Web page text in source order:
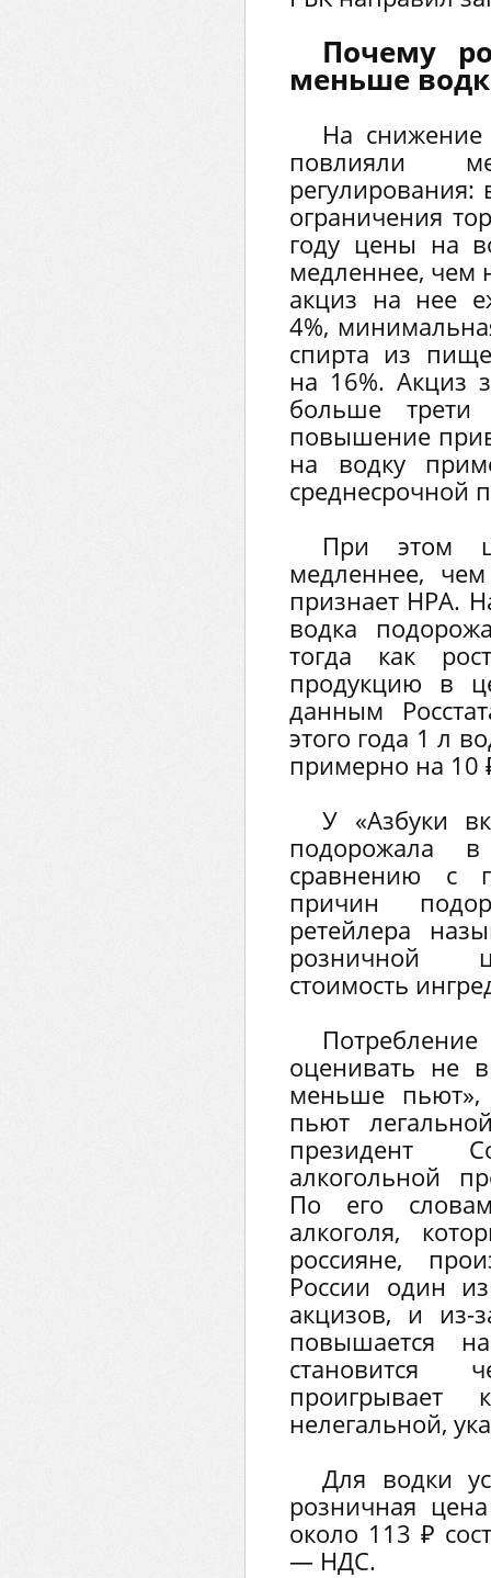
Почему
меньше
На
повлияли
регулирования:
ограничения
году цены на
медленнее, чем
акциз на нее
4%,
спирта из
на 16%. Акциз
больше
повышение
на водку
среднесрочной
При этом
медленнее,
признает НРА.
водка
тогда как
продукцию в
данным
этого года 1 л
примерно на 10
У «Азбуки
подорожала
сравнению с
причин
ретейлера
розничной
стоимость
оценивать не
меньше
пьют
президент
алкогольной
По его
алкоголя,
россияне,
России один
акцизов, и из-
повышается
становится
проигрывает
нелегальной,
Для водки
розничная
около 113 ₽
— НДС.